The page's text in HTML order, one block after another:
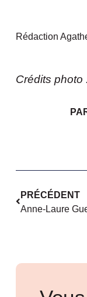
Rédaction
Crédits photo
PRÉCÉDENT